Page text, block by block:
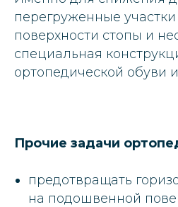
перегруженные
поверхности стопы и
специальная
ортопедической обуви
Прочие задачи
предотвращать
на подошвенной